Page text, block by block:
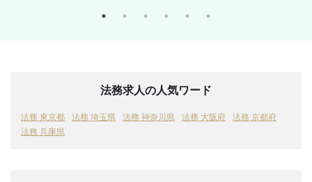
法務求人の人気ワード
法務 東京都 法務 埼玉県 法務 神奈川県 法務 大阪府
法務 京都府
法務 兵庫県